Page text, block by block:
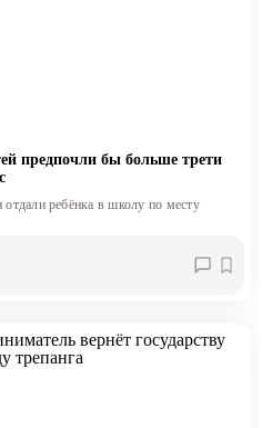
предпочли бы больше трети
ребёнка в школу по месту